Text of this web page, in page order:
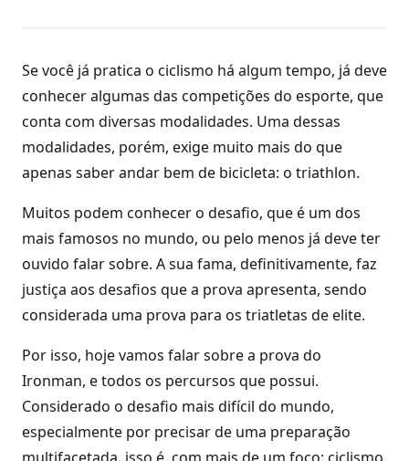
Se você já pratica o ciclismo há algum tempo, já deve
conhecer algumas das competições do esporte, que
conta com diversas modalidades. Uma dessas
modalidades, porém, exige muito mais do que
apenas saber andar bem de bicicleta: o triathlon.
Muitos podem conhecer o desafio, que é um dos
mais famosos no mundo, ou pelo menos já deve ter
ouvido falar sobre. A sua fama, definitivamente, faz
justiça aos desafios que a prova apresenta, sendo
considerada uma prova para os triatletas de elite.
Por isso, hoje vamos falar sobre a prova do
Ironman, e todos os percursos que possui.
Considerado o desafio mais difícil do mundo,
especialmente por precisar de uma preparação